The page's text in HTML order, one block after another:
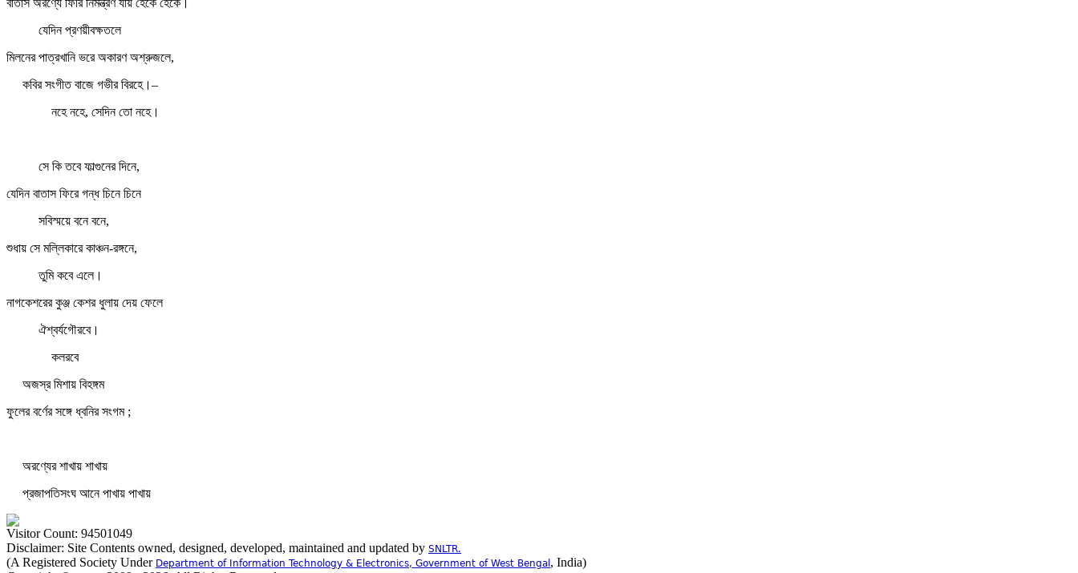
বাতাস অরণ্যে ফিরি নিমন্ত্রণ যায় হেঁকে হেঁকে।
যেদিন প্রণয়ীবক্ষতলে
মিলনের পাত্রখানি ভরে অকারণ অশ্রুজলে,
কবির সংগীত বাজে গভীর বিরহে।–
নহে নহে, সেদিন তো নহে।
সে কি তবে ফাল্গুনের দিনে,
যেদিন বাতাস ফিরে গন্ধ চিনে চিনে
সবিস্ময়ে বনে বনে,
শুধায় সে মল্লিকারে কাঞ্চন-রঙ্গনে,
তুমি কবে এলে।
নাগকেশরের কুঞ্জ কেশর ধুলায় দেয় ফেলে
ঐশ্বর্যগৌরবে।
কলরবে
অজস্র মিশায় বিহঙ্গম
ফুলের বর্ণের সঙ্গে ধ্বনির সংগম ;
অরণ্যের শাখায় শাখায়
প্রজাপতিসংঘ আনে পাখায় পাখায়
Visitor Count: 94501049
Disclaimer: Site Contents owned, designed, developed, maintained and updated by SNLTR.
(A Registered Society Under Department of Information Technology & Electronics, Government of West Bengal , India)